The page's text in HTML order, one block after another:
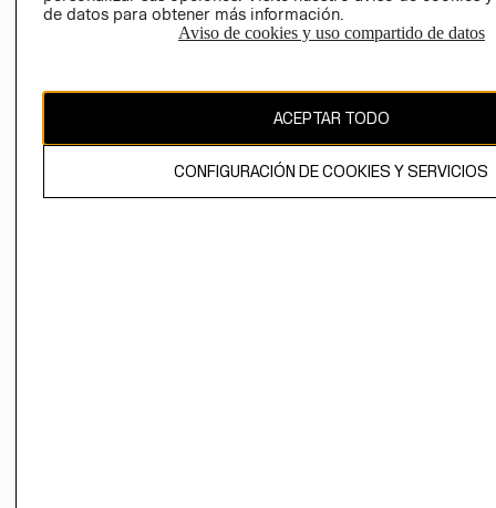
de datos para obtener más información.
Aviso de cookies y uso compartido de datos
ACEPTAR TODO
CONFIGURACIÓN DE COOKIES Y SERVICIOS